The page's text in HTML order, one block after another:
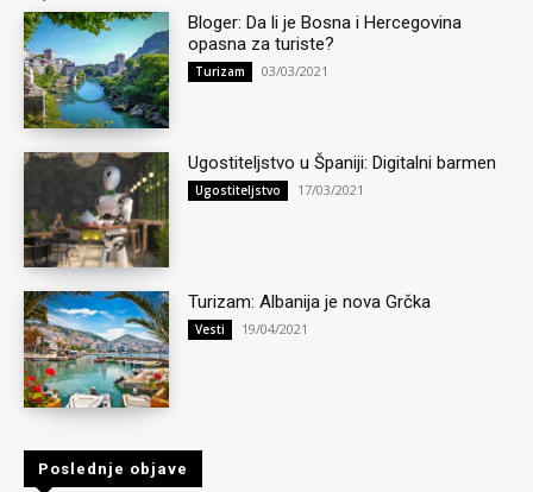
Bloger: Da li je Bosna i Hercegovina
opasna za turiste?
Turizam 03/03/2021
Ugostiteljstvo u Španiji: Digitalni barmen
Ugostiteljstvo 17/03/2021
Turizam: Albanija je nova Grčka
Vesti 19/04/2021
Poslednje objave